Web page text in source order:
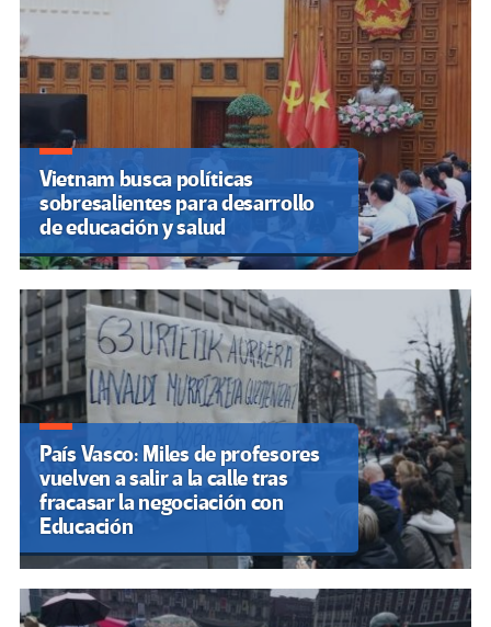
Vietnam busca políticas
sobresalientes para desarrollo
de educación y salud
País Vasco: Miles de profesores
vuelven a salir a la calle tras
fracasar la negociación con
Educación